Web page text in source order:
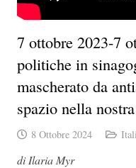
7 ottobre 2023-7
politiche in
mascherato da
spazio nella
8 Ottobre 2024
di Ilaria Myr